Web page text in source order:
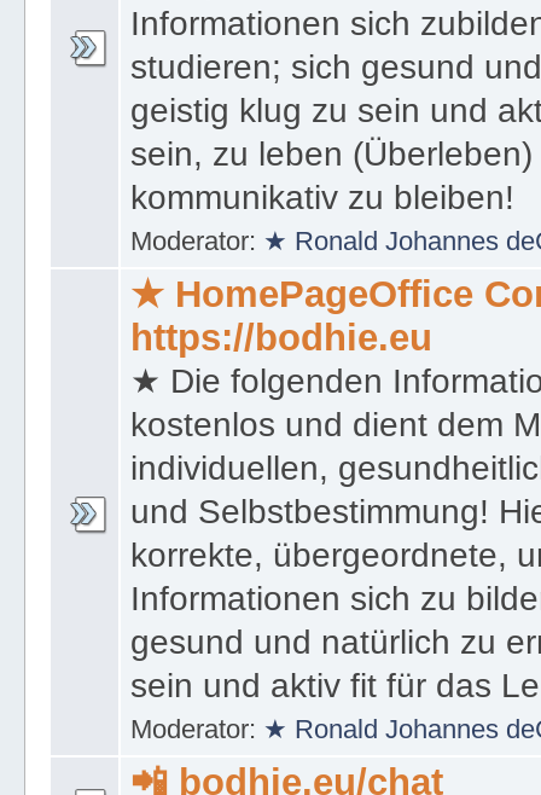
Informationen sich
studieren; sich gesund
geistig klug zu sein und
sein, zu leben
kommunikativ zu bleiben!
Moderator: ★ Ronald Johannes
★ HomePageOffice
https://bodhie.eu
★ Die folgenden
kostenlos und dient dem
individuellen,
und Selbstbestimmung!
korrekte, übergeordnete,
Informationen sich zu
gesund und natürlich zu
sein und aktiv fit für das
Moderator: ★ Ronald Johannes
📲 bodhie.eu/chat